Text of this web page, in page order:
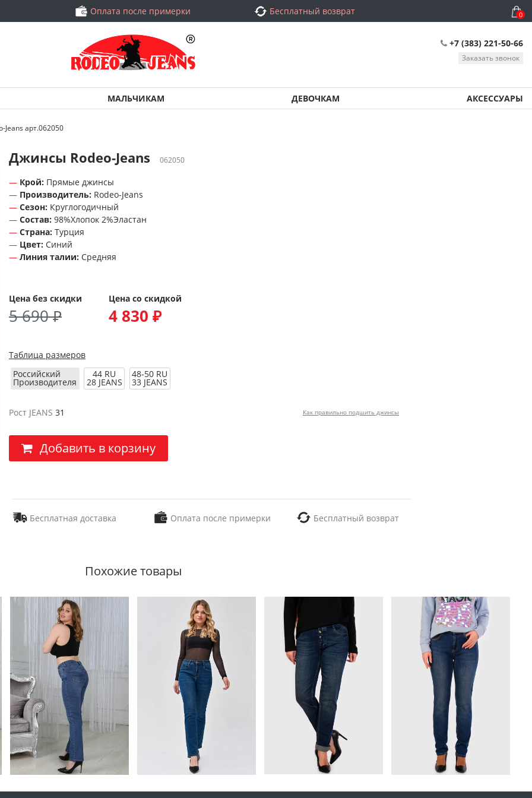
Оплата после примерки Бесплатный возврат 0
+7 (383) 221-50-66
Заказать звонок
МАЛЬЧИКАМ ДЕВОЧКАМ АКСЕССУАРЫ
Jeans арт.062050
Джинсы Rodeo-Jeans 062050
Крой: Прямые джинсы
Производитель: Rodeo-Jeans
Сезон: Круглогодичный
Состав: 98%Хлопок 2%Эластан
Страна: Турция
Цвет: Синий
Линия талии: Средняя
Цена без скидки
5 690 ₽
Цена со скидкой
4 830 ₽
Таблица размеров
Российский
Производителя
44 RU
28 JEANS
48-50 RU
33 JEANS
Рост JEANS 31 Как правильно подшить джинсы
Добавить в корзину
Бесплатная доставка Оплата после примерки Бесплатный возврат
Похожие товары